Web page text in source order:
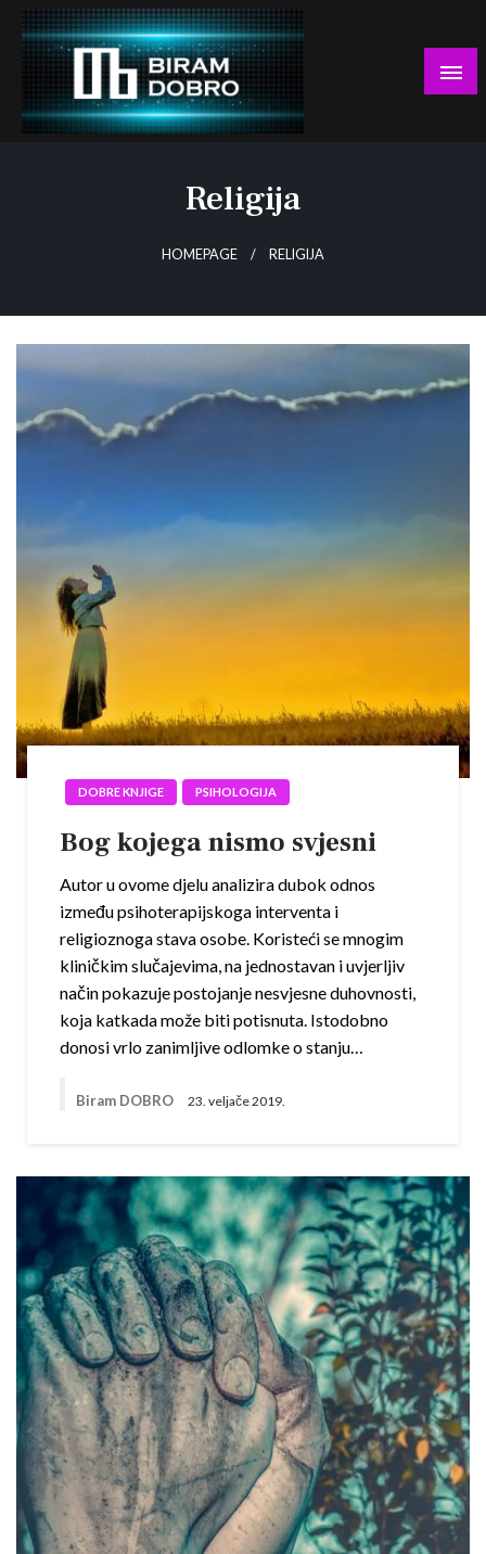
Skip
content
Religija
HOMEPAGE RELIGIJA
DOBRE KNJIGE PSIHOLOGIJA
Bog kojega nismo svjesni
Autor u ovome djelu analizira dubok odnos
između psihoterapijskoga interventa i
religioznoga stava osobe. Koristeći se mnogim
kliničkim slučajevima, na jednostavan i uvjerljiv
način pokazuje postojanje nesvjesne duhovnosti,
koja katkada može biti potisnuta. Istodobno
donosi vrlo zanimljive odlomke o stanju…
Biram DOBRO 23. veljače 2019.